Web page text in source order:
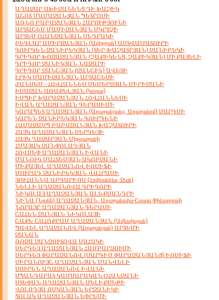
ԱՂԱԶԱՐ ԱԽԻՋԱՆԵՆՑ ԴԻ ԽԱՉԻԿ
ԱՇՈՏ ՄԱՄԱՋԱՆՅԱՆ ՊԵՏՐՈՍԻ
ԱՌՆՈ ԲԱԲԱՋԱՆՅԱՆ ՀԱՐՈՒԹՅՈՒՆԻ
ԱՐՏԱՇԵՍ ՄԱՄԻՋԱՆՅԱՆ ՄԿՐՏՉԻ
ԱՐՏԵՄ ՕՀԱՆՋԱՆՅԱՆ ՍԵԴՐԱԿԻ
ԲԵԳԼԱՐ ԱՄԻՐԶԱՆՅԱՆ (Ամիրջան) ԱՍՏՎԱԾԱՏՈՒՐԻ
ԳՈՒՐԳԵՆ ՋԱՆԻԲԵԿՅԱՆ (ՏԵՐ-ԽԱՉԱՏՐՅԱՆ) ՋԱՆԻԲԵԿԻ
ԳՐԻԳՈՐ ԽՈՋԱՋԱՆՅԱՆ (ՉԱՔԻԿԵՆՑ, ՉԱՔԻԿՅԱՆ) ՄԻՔԱՅԵԼԻ
ԳՐԻԳՈՐ ՋԱՆԻԿՅԱՆ ՆԱԶԱՐԻ
ԳՐԻԳՈՐ ՋԱՆՇՅԱՆ (ՋԱՆՇԻև) ԱՎԵՏԻ
ԷՐԻԿ ՄԱՄԻՋԱՆՅԱՆ ԱՐՏԱՇԵՍԻ
ԺԱՆՍԵՄ - ՀՈՎՀԱՆՆԵՍ ՍԵՄԵՐՋՅԱՆ ՄԻՐԻՋԱՆԻ
ԻՍԱՋԱՆ ԱՌԱՔԵԼՅԱՆ (Կոլոտ)
ԻՍՊԻՐ ԽԱՐԱՋԱՆՅԱՆ ՀՈՎՀԱՆՆԵՍԻ
ԻՎԱՆ ԱՂԱՋԱՆՅԱՆ ԳԵՐԱՍԻՄԻ
ԿԱՐԱՊԵՏ ԱՂԱՋԱՆՅԱՆ (Աղաջանյանց, Աղաջանով) ՍԱՐԳՍԻ
ԿԱՐԵՆ ՋԱՆԻԲԵԿՅԱՆ ԳՈՒՐԳԵՆԻ
ՀԱՄԱԶԱՍՊ ԲԱԲԱՋԱՆՅԱՆ ԽԱՉԱՏՈՒՐԻ
ՀԱՅԿ ԱՂԱՋԱՆՅԱՆ ՍԵՐԳԵՅԻ
ՀԱՅԿ ՂԱԶԱՐՅԱՆ Միրզաջանի
ՀՄԱՅԱԿ ՋԱՆՓՈԼԱԴՅԱՆ
ՀՈՎՍԵՓ ԱՂԱՋԱՆՅԱՆ ԻՎԱՆԻ
ՄԱՆՈՒԿ ՄԱՀՏԵՍՅԱՆ ԱԿՈԲՋԱՆԻ
ՄԻՔԱՅԵԼ ԱՂԱՋԱՆՈՎ ԻՈՍԻՖԻ
ՄՈՒՐԱԴ ՋԱՆԻԲԵԿՅԱՆ ՎԱՀՐԱՄԻ
ՅՈՒՀԱՆՆԱ ԱԲԳԱՐԻՈՍ (Հովհաննես, Ջան)
ՆԵԼԼԻ ԱՂԱՋԱՆՈՎԱ ԳՐԻԳՈՐԻ
ՆԻԿՈԼԱՅ ԱՂԱՋԱՆՅԱՆ ԱԼԵՔՍԱՆԴՐԻ
ՆԻՆԱ (Նունե) ԱՂԱՋԱՆՅԱՆ, Աղաջանովա-Շուտո,Փինարդոսի
ՆՈՐԱՅՐ ԱՂԱՋԱՆՅԱՆ ԳԵՐԱՍԻ
ՇԱՀԵՆ ՋԱՆՅԱՆ ՆԻԿՈԼԱՅԻ
ՇԱՔԵ ՇԱՀՈՔՐԱՄ ԱՂԱՋԱՆՅԱՆ (Ավետիսյան)
ՊԱՎԵԼ ԱՂԱՋԱՆՈՎ (Աղաջանյան) ԱՐՏԵՄԻ
ՋԱՆԱՆ
ՌՈԶԱ ՋԱՆՋՈՒՏՈՎԱ ՍԱՀԱԿԻ
ՍԵՐԳԵՅ ԱՂԱՋԱՆՅԱՆ ՀԱՄԲԱՐՁՈՒՄԻ
ՍԵՐԳԵՅ ՓԱՐԱՋԱՆՈՎ (ՍԱՐԳԻՍ ՓԱՐԱՋԱՆՅԱՆՑ) ԻՈՍԻՖԻ
ՍԻՐԱՆՈՒՅՇ ԱՂԱՋԱՆՅԱՆ ՄԱՆՎԵԼԻ
ՍՈՒՐԵՆ ԱՂԱՋԱՆՈՎ ԻՎԱՆԻ
ՍՊԱՆԴԱՐԱՏ ԿԱՄՍԱՐԱԿԱՆ ՕՀԱՆՋԱՆԻ
ՍՏԵՓԱՆ ԱՂԱՋԱՆՅԱՆ ՄԵԼԻՔՍԵԹԻ
ՎՈԼՈԴՅԱ ՈՍԿԱՆՅԱՆ ԵՐՋԱՆԻԿԻ
ՑՈԼԱԿ ԱՂԱՋԱՆՅԱՆ ԵՓՐԵՄԻ